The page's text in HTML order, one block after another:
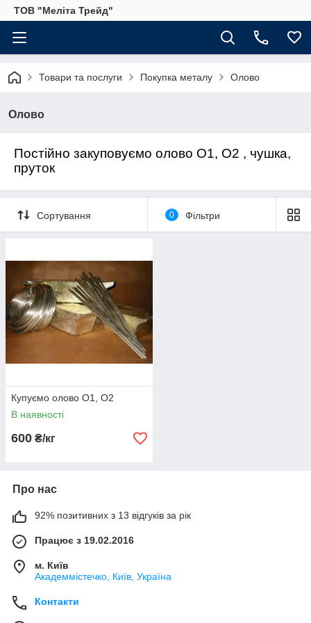
ТОВ "Меліта Трейд"
Товари та послуги Покупка металу Олово
Олово
Постійно закуповуємо олово О1, О2 , чушка,
пруток
Сортування 0 Фільтри
Купуємо олово О1, О2
В наявності
600 ₴/кг
Про нас
92% позитивних з 13 відгуків за рік
Працює з 19.02.2016
м. Київ
Академмістечко, Київ, Україна
Контакти